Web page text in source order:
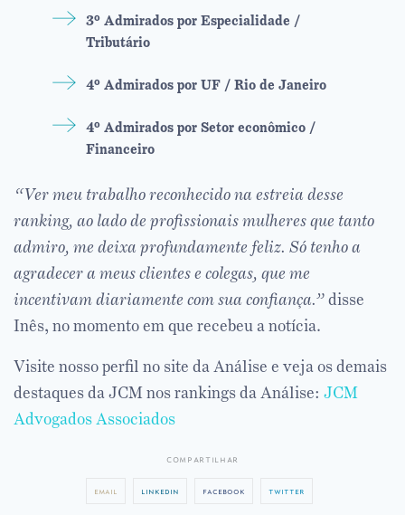
3º Admirados por Especialidade /
Tributário
4º Admirados por UF / Rio de Janeiro
4º Admirados por Setor econômico /
Financeiro
“Ver meu trabalho reconhecido na estreia desse
ranking, ao lado de profissionais mulheres que tanto
admiro, me deixa profundamente feliz. Só tenho a
agradecer a meus clientes e colegas, que me
incentivam diariamente com sua confiança.”⁣ disse
Inês, no momento em que recebeu a notícia.
Visite nosso perfil no site da Análise e veja os demais
destaques da JCM nos rankings da Análise: JCM
Advogados Associados
compartilhar
email linkedin facebook twitter